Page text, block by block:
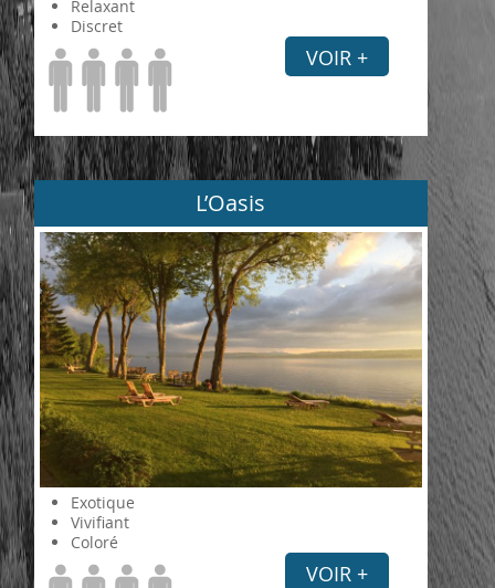
Relaxant
Discret
VOIR +
L’Oasis
Exotique
Vivifiant
Coloré
VOIR +